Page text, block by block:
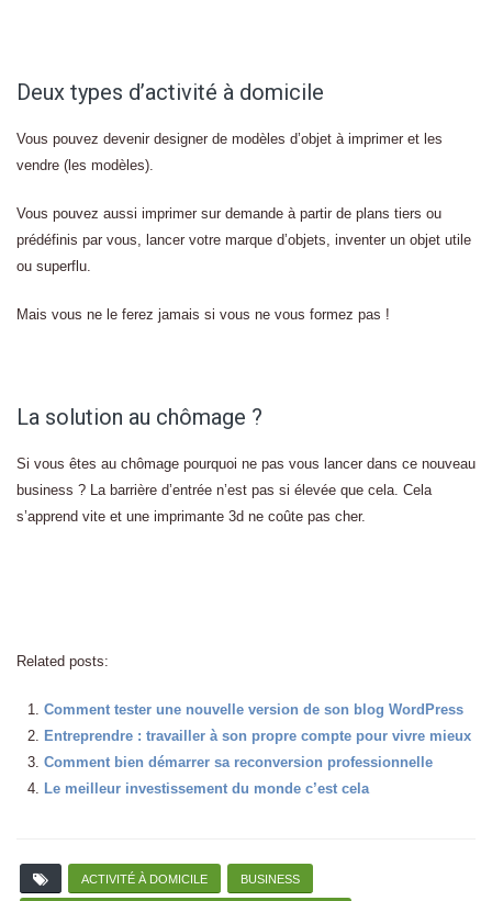
Deux types d’activité à domicile
Vous pouvez devenir designer de modèles d’objet à imprimer et les
vendre (les modèles).
Vous pouvez aussi imprimer sur demande à partir de plans tiers ou
prédéfinis par vous, lancer votre marque d’objets, inventer un objet utile
ou superflu.
Mais vous ne le ferez jamais si vous ne vous formez pas !
La solution au chômage ?
Si vous êtes au chômage pourquoi ne pas vous lancer dans ce nouveau
business ? La barrière d’entrée n’est pas si élevée que cela. Cela
s’apprend vite et une imprimante 3d ne coûte pas cher.
Related posts:
Comment tester une nouvelle version de son blog WordPress
Entreprendre : travailler à son propre compte pour vivre mieux
Comment bien démarrer sa reconversion professionnelle
Le meilleur investissement du monde c’est cela
ACTIVITÉ À DOMICILE BUSINESS